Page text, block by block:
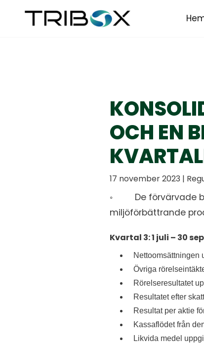
OCH EN
17 november 2023 |
◦ De förvärvade
miljöförbättrande
Kvartal 3: 1 juli – 30
Nettoomsättningen
Övriga
Rörelseresultatet
Resultatet efter
Resultat per aktie
Kassaflödet från
Likvida medel